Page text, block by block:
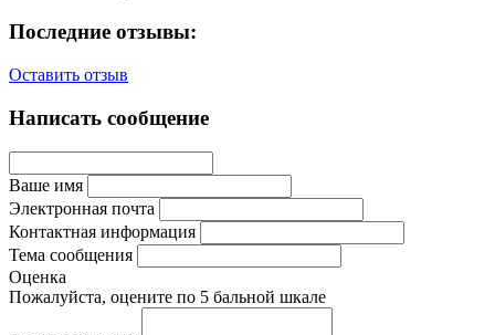
Последние отзывы:
Оставить отзыв
Написать сообщение
Ваше имя
Электронная почта
Контактная информация
Тема сообщения
Оценка
Пожалуйста, оцените по 5 бальной шкале